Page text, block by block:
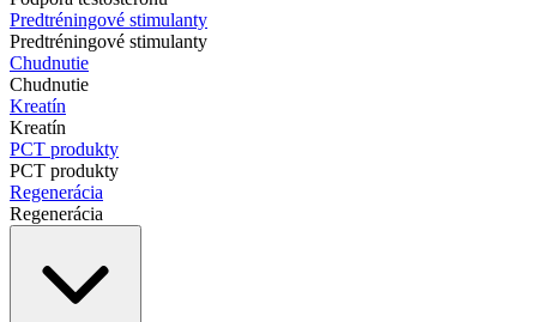
Predtréningové stimulanty
Predtréningové stimulanty
Chudnutie
Chudnutie
Kreatín
Kreatín
PCT produkty
PCT produkty
Regenerácia
Regenerácia